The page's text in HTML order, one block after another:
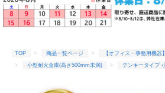
TOP 商品一覧ページ 【オフィス・事務用機器】
小型耐火金庫(高さ500mm未満)
テンキータイプ
商品一覧ページ